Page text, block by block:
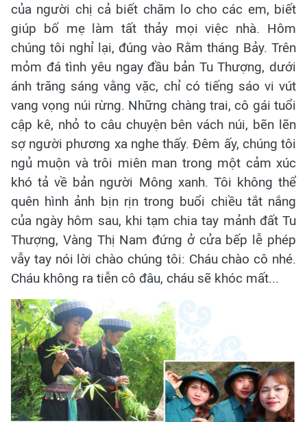
của người chị cả biết chăm lo cho các em, biết
giúp bố mẹ làm tất thảy mọi việc nhà. Hôm
chúng tôi nghỉ lại, đúng vào Rằm tháng Bảy. Trên
mỏm đá tình yêu ngay đầu bản Tu Thượng, dưới
ánh trăng sáng vằng vặc, chỉ có tiếng sáo vi vút
vang vọng núi rừng. Những chàng trai, cô gái tuổi
cập kê, nhỏ to câu chuyện bên vách núi, bẽn lẽn
sợ người phương xa nghe thấy. Đêm ấy, chúng tôi
ngủ muộn và trôi miên man trong một cảm xúc
khó tả về bản người Mông xanh. Tôi không thể
quên hình ảnh bịn rịn trong buổi chiều tắt nắng
của ngày hôm sau, khi tạm chia tay mảnh đất Tu
Thượng, Vàng Thị Nam đứng ở cửa bếp lễ phép
vẫy tay nói lời chào chúng tôi: Cháu chào cô nhé.
Cháu không ra tiễn cô đâu, cháu sẽ khóc mất...